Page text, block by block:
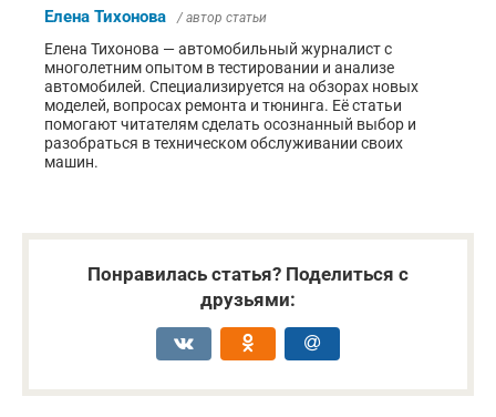
Елена Тихонова / автор статьи
Елена Тихонова — автомобильный журналист с
многолетним опытом в тестировании и анализе
автомобилей. Специализируется на обзорах новых
моделей, вопросах ремонта и тюнинга. Её статьи
помогают читателям сделать осознанный выбор и
разобраться в техническом обслуживании своих
машин.
Понравилась статья? Поделиться с
друзьями: